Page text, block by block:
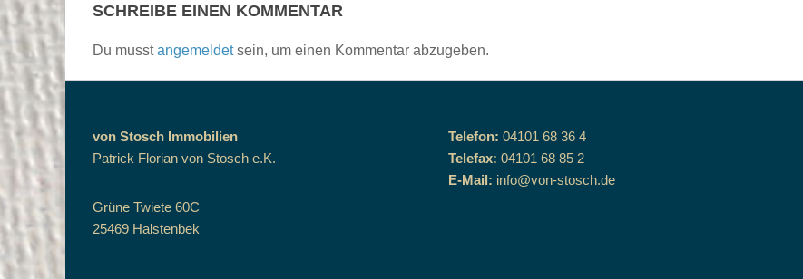
SCHREIBE EINEN KOMMENTAR
Du musstangemeldetsein, um einen Kommentar abzugeben.
von Stosch Immobilien
Patrick Florian von Stosch e.K.
Grüne Twiete 60C
25469 Halstenbek
Telefon: 04101 68 36 4
Telefax: 04101 68 85 2
E-Mail: info@von-stosch.de